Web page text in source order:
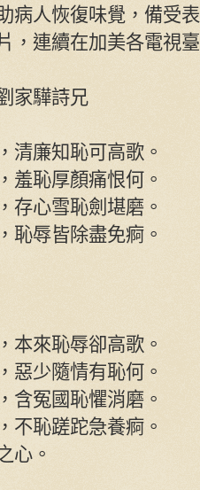
病人恢復味覺，備受
，連續在加美各電視
家驊詩兄
清廉知恥可高歌。
羞恥厚顏痛恨何。
存心雪恥劍堪磨。
恥辱皆除盡免痾。
本來恥辱卻高歌。
惡少隨情有恥何。
含冤國恥懼消磨。
不恥蹉跎急養痾。
心。